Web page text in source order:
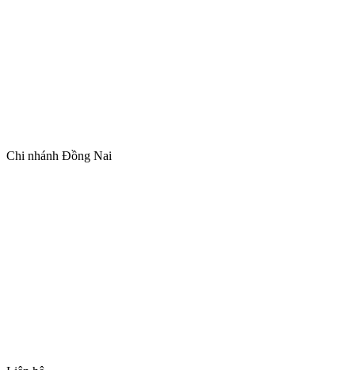
Chi nhánh Đồng Nai